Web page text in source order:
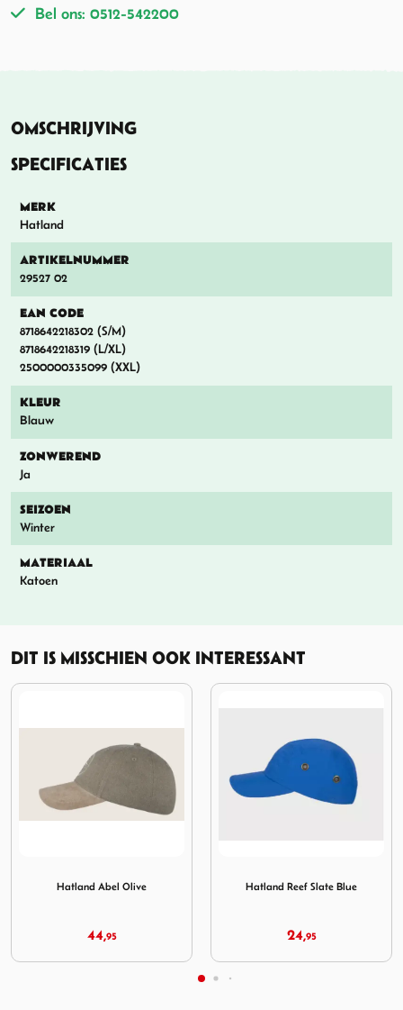
Bel ons: 0512-542200
OMSCHRIJVING
SPECIFICATIES
MERK
Hatland
ARTIKELNUMMER
29527 02
EAN CODE
8718642218302 (S/M)
8718642218319 (L/XL)
2500000335099 (XXL)
KLEUR
Blauw
ZONWEREND
Ja
SEIZOEN
Winter
MATERIAAL
Katoen
DIT IS MISSCHIEN OOK INTERESSANT
Hatland Abel Olive
44,95
Hatland Reef Slate Blue
24,95